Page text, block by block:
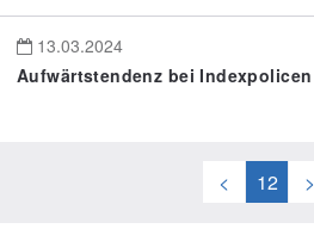
13.03.2024
Aufwärtstendenz bei Indexpolicen
< 12 >